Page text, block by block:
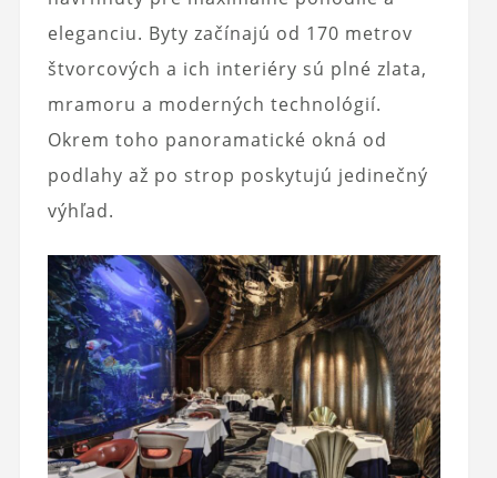
eleganciu. Byty začínajú od 170 metrov
štvorcových a ich interiéry sú plné zlata,
mramoru a moderných technológií.
Okrem toho panoramatické okná od
podlahy až po strop poskytujú jedinečný
výhľad.